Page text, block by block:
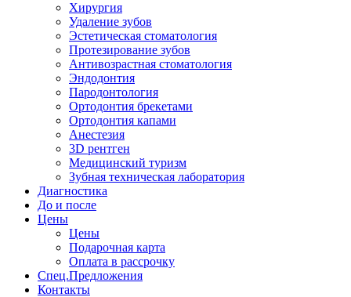
Хирургия
Удаление зубов
Эстетическая стоматология
Протезирование зубов
Антивозрастная стоматология
Эндодонтия
Пародонтология
Ортодонтия брекетами
Ортодонтия капами
Анестезия
3D рентген
Медицинский туризм
Зубная техническая лаборатория
Диагностика
До и после
Цены
Цены
Подарочная карта
Оплата в рассрочку
Спец.Предложения
Контакты